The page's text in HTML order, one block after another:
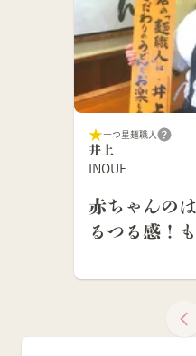
一つ星麺職人
井上
INOUE
赤ちゃんの
るつる感！